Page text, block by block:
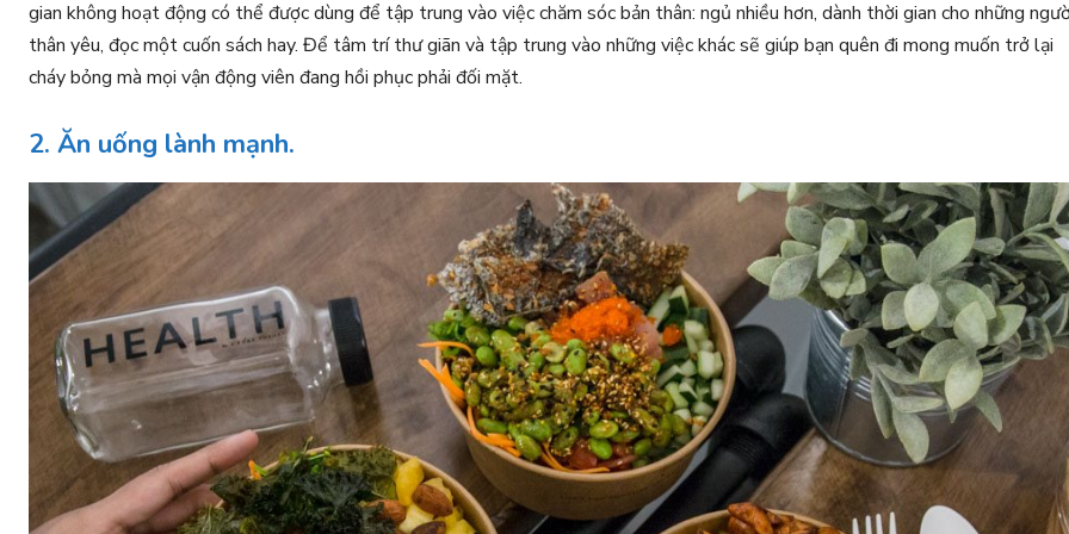
gian không hoạt động có thể được dùng để tập trung vào việc chăm sóc bản thân: ngủ nhiều hơn, dành thời gian cho những
thân yêu, đọc một cuốn sách hay. Để tâm trí thư giãn và tập trung vào những việc khác sẽ giúp bạn quên đi mong muốn trở lại
cháy bỏng mà mọi vận động viên đang hồi phục phải đối mặt.
2. Ăn uống lành mạnh.